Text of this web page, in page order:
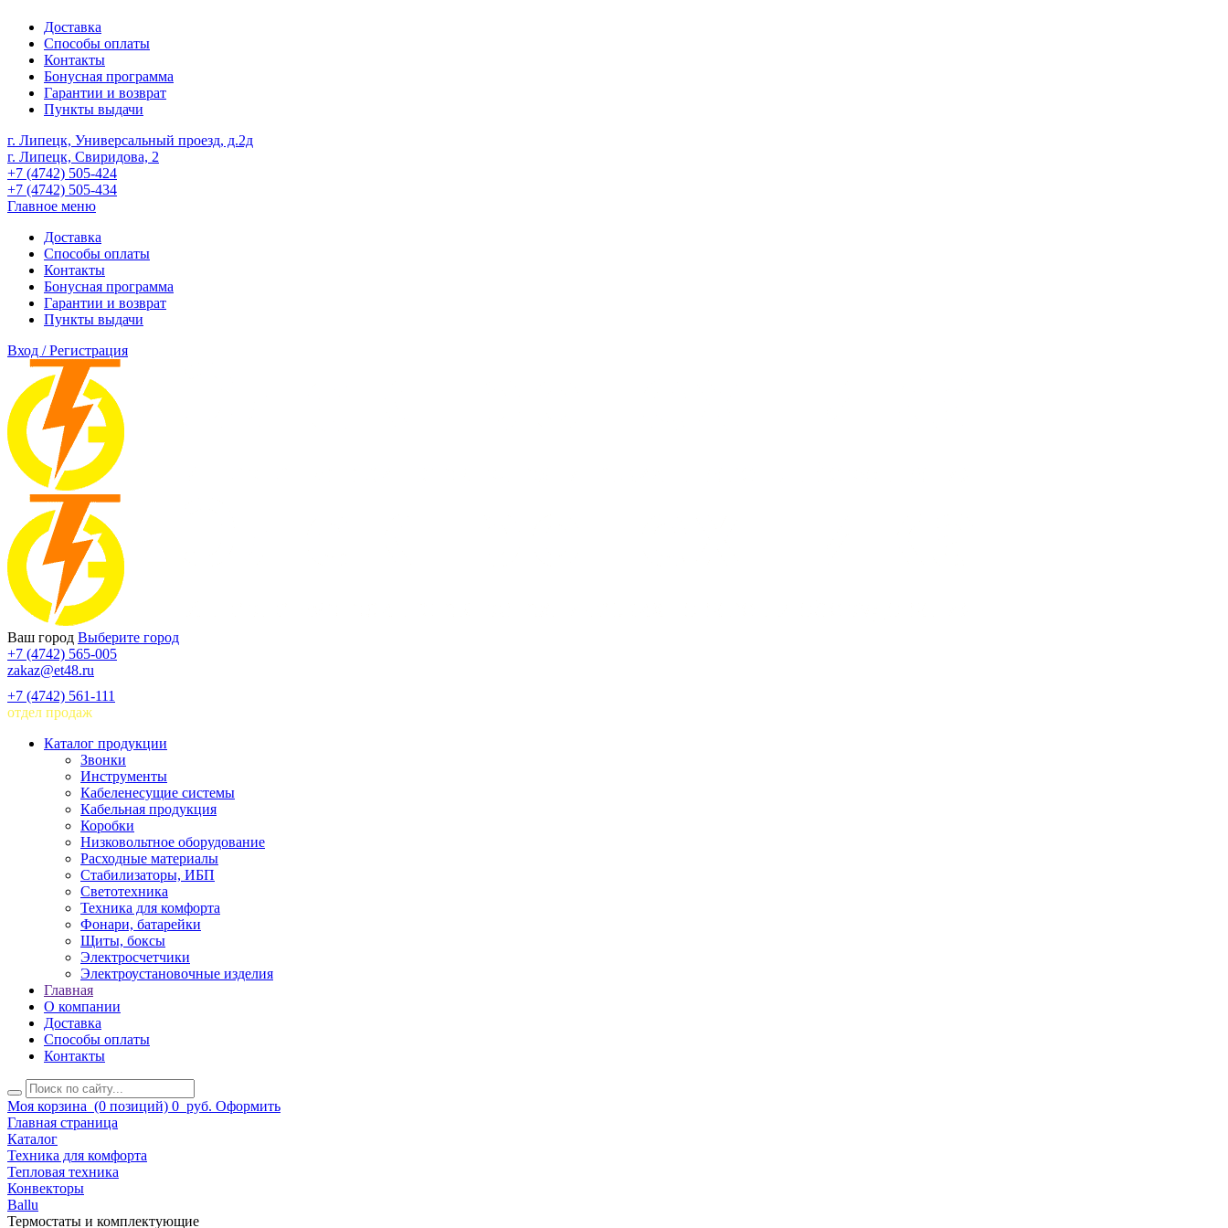
Доставка
Способы оплаты
Контакты
Бонусная программа
Гарантии и возврат
Пункты выдачи
г. Липецк, Универсальный проезд, д.2д
г. Липецк, Свиридова, 2
+7 (4742) 505-424
+7 (4742) 505-434
Главное меню
Доставка
Способы оплаты
Контакты
Бонусная программа
Гарантии и возврат
Пункты выдачи
Вход / Регистрация
Ваш город Выберите город
+7 (4742) 565-005
zakaz@et48.ru
+7 (4742) 561-111
отдел продаж
Каталог продукции
Звонки
Инструменты
Кабеленесущие системы
Кабельная продукция
Коробки
Низковольтное оборудование
Расходные материалы
Стабилизаторы, ИБП
Светотехника
Техника для комфорта
Фонари, батарейки
Щиты, боксы
Электросчетчики
Электроустановочные изделия
Главная
О компании
Доставка
Способы оплаты
Контакты
Моя корзина (0 позиций) 0 руб. Оформить
Главная страница
Каталог
Техника для комфорта
Тепловая техника
Конвекторы
Ballu
Термостаты и комплектующие